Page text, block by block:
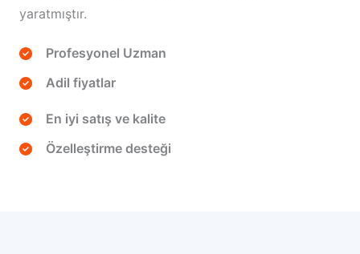
yaratmıştır.
Profesyonel Uzman
Adil fiyatlar
En iyi satış ve kalite
Özelleştirme desteği